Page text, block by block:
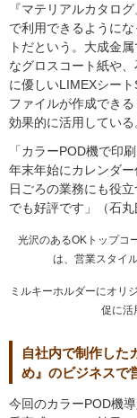
『マテリアルカタロ
で利用できるように
トだという。大成金
なグロスコート紙や
に優しいLIMEXシー
ファイルが作成でき
効果的に活用している
「カラーPOD機で印
年末年始にカレンダー
日ごろの業務にも役
でも好評です」（石丸
光沢のあるOKトップコ
は、営業スタイ
ミルキーホルダーにオリ
促に活
自社内で制作した
め』のビジネスで
今回のカラーPOD機